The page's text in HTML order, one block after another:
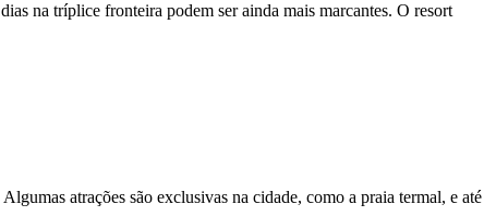
na tríplice fronteira podem ser ainda mais marcantes. O resort
atrações são exclusivas na cidade, como a praia termal, e até